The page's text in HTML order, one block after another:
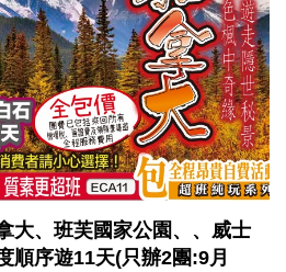
大、班芙國家公園、、威士
順序遊11天(只辦2團:9月